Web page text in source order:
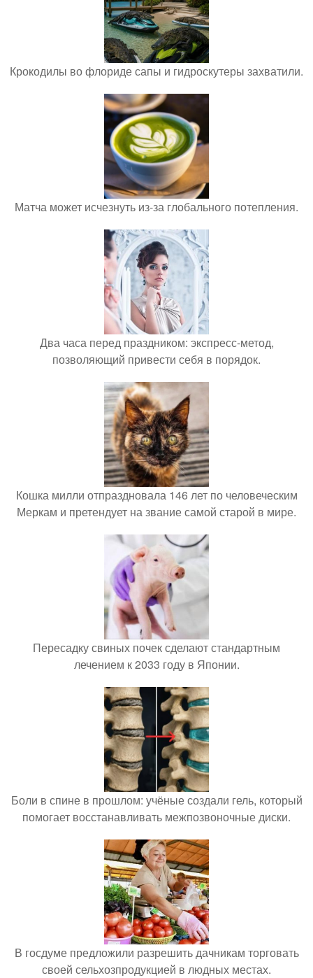
Крокодилы во флориде сапы и гидроскутеры захватили.
Матча может исчезнуть из-за глобального потепления.
Два часа перед праздником: экспресс-метод,
позволяющий привести себя в порядок.
Кошка милли отпраздновала 146 лет по человеческим
Меркам и претендует на звание самой старой в мире.
Пересадку свиных почек сделают стандартным
лечением к 2033 году в Японии.
Боли в спине в прошлом: учёные создали гель, который
помогает восстанавливать межпозвоночные диски.
В госдуме предложили разрешить дачникам торговать
своей сельхозпродукцией в людных местах.